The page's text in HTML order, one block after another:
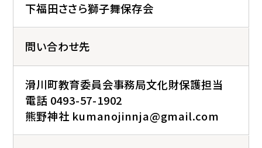
下福田ささら獅子舞保存会
問い合わせ先
滑川町教育委員会事務局文化財保護担当
電話 0493-57-1902
熊野神社 kumanojinnja@gmail.com